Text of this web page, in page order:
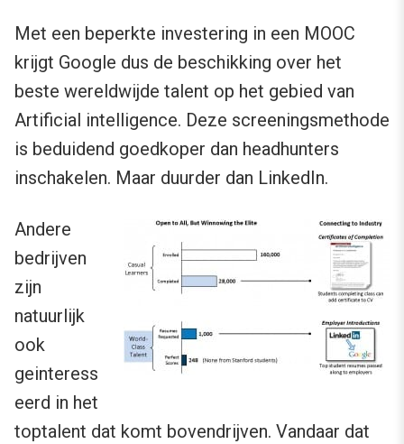
Met een beperkte investering in een MOOC
krijgt Google dus de beschikking over het
beste wereldwijde talent op het gebied van
Artificial intelligence. Deze screeningsmethode
is beduidend goedkoper dan headhunters
inschakelen. Maar duurder dan LinkedIn.
Andere
bedrijven
zijn
natuurlijk
ook
geinteress
eerd in het
toptalent dat komt bovendrijven. Vandaar dat